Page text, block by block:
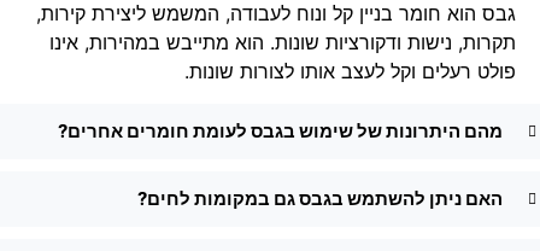
גבס הוא חומר בניין קל ונוח לעבודה, המשמש ליצירת קירות,
תקרות, נישות ודקורציות שונות. הוא מתייבש במהירות, אינו
פולט רעלים וקל לעצב אותו לצורות שונות.
מהם היתרונות של שימוש בגבס לעומת חומרים אחרים?
האם ניתן להשתמש בגבס גם במקומות לחים?